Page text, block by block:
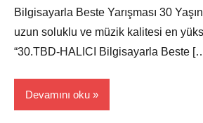
Bilgisayarla Beste Yarışması 30
uzun soluklu ve müzik kalitesi en
“30.TBD-HALICI Bilgisayarla Beste
Devamını oku